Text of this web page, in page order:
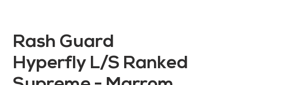
Rash Guard
Hyperfly L/S Ranked